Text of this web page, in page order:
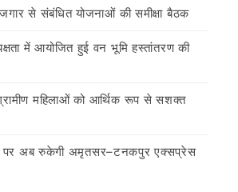
से संबंधित योजनाओं की समीक्षा बैठक
में आयोजित हुई वन भूमि हस्तांतरण की
महिलाओं को आर्थिक रूप से सशक्त
पर अब रुकेगी अमृतसर–टनकपुर एक्सप्रेस